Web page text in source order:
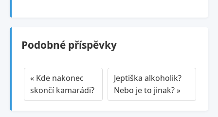
Podobné příspěvky
« Kde nakonec
skončí kamarádi?
Jeptiška alkoholik?
Nebo je to jinak? »